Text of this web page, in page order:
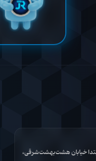
خیابان هشت‌بهشت‌شرقی،